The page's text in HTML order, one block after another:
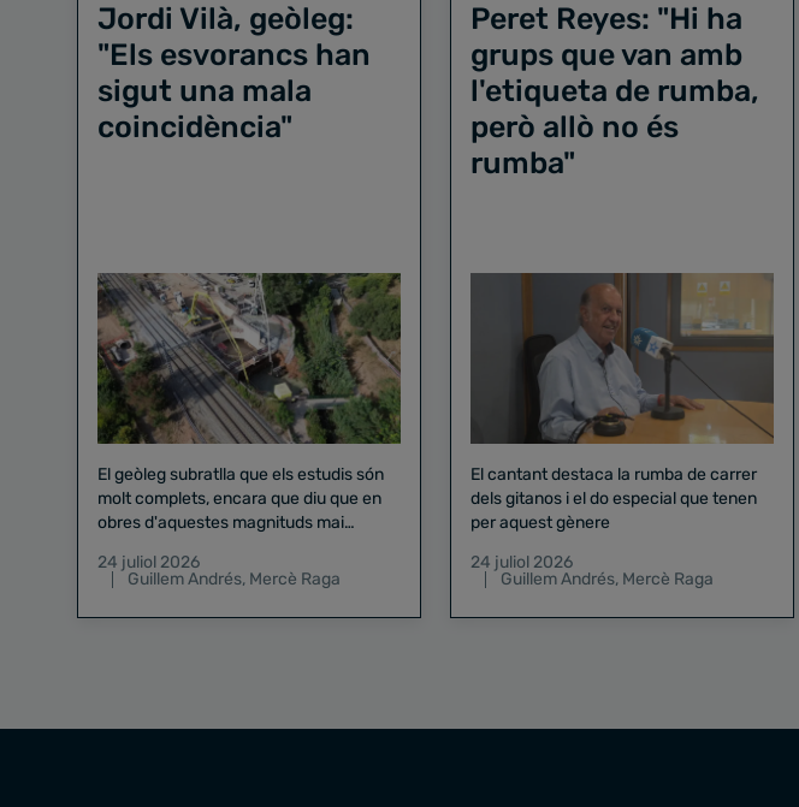
Jordi Vilà, geòleg:
"Els esvorancs han
sigut una mala
coincidència"
El geòleg subratlla que els estudis són
molt complets, encara que diu que en
obres d'aquestes magnituds mai
24 juliol 2026
Guillem Andrés, Mercè Raga
Peret Reyes: "Hi ha
grups que van amb
l'etiqueta de rumba,
però allò no és
rumba"
El cantant destaca la rumba de carrer
dels gitanos i el do especial que tenen
per aquest gènere
24 juliol 2026
Guillem Andrés, Mercè Raga